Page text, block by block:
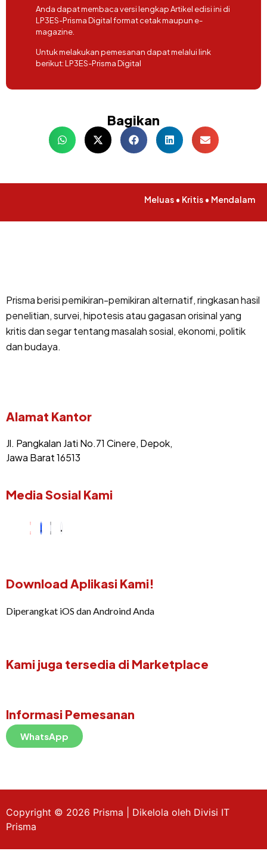
Anda dapat membaca versi lengkap Artikel edisi ini di
LP3ES-Prisma Digital format cetak maupun e-
magazine.
Untuk melakukan pemesanan dapat melalui link
berikut:LP3ES-Prisma Digital
Bagikan
Meluas • Kritis • Mendalam
Prisma berisi pemikiran-pemikiran alternatif, ringkasan hasil
penelitian, survei, hipotesis atau gagasan orisinal yang
kritis dan segar tentang masalah sosial, ekonomi, politik
dan budaya.
Alamat Kantor
Jl. Pangkalan Jati No.71 Cinere, Depok,
Jawa Barat 16513
Media Sosial Kami
Download Aplikasi Kami!
Diperangkat iOS dan Androind Anda
Kami juga tersedia di Marketplace
Informasi Pemesanan
WhatsApp
Copyright © 2026 Prisma | Dikelola oleh Divisi IT
Prisma